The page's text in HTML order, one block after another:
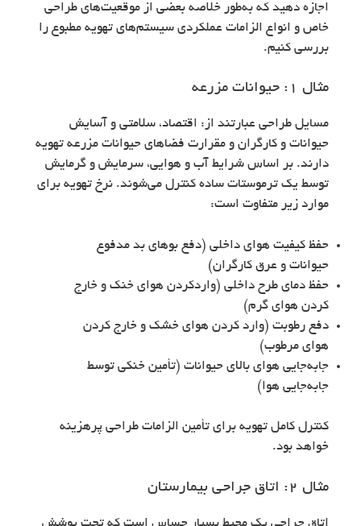
اجازه دهید که به‌طور خلاصه بعضی از موقعیت‌های طراحی
خاص و انواع الزامات عملکردی سیستم‌های تهویه مطبوع را
بررسی کنیم.
مثال ۱: حیوانات مزرعه
مسایل طراحی عبارتند از: اقتصاد، سلامتی و آسایش
حیوانات و کارگران و مقرارت فضاهای حیوانات مزرعه تهویه
دارند. بر اساس شرایط آب و هوایی، سرمایش و گرمایش
توسط یک ترموستات ساده کنترل می‌شوند. نرخ تهویه برای
موارد زیر متفاوت است:
حفظ کیفیت هوای داخلی (دفع بوهای بد مدفوع
حیوانات و عرق کارگران)
حفظ دمای طرح داخلی (واردکردن هوای خنک و خارج
کردن هوای گرم)
دفع رطوبت (وارد کردن هوای خشک و خارج کردن
هوای مرطوب)
جابه‌جایی هوای بالای حیوانات (تأمین خنکی توسط
جابه‌جایی هوا)
کنترل کامل تهویه برای تأمین الزامات طراحی پرهزینه
خواهد بود.
مثال ۲: اتاق جراحی بیمارستان